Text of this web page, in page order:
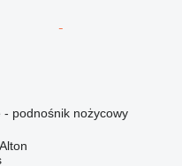
podnośnik nożycowy